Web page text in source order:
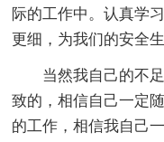
际的工作中。认真学
更细，为我们的安全
当然我自己的不
致的，相信自己一定
的工作，相信我自己